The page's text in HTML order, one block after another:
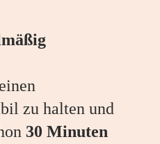
zu halten und
30 Minuten